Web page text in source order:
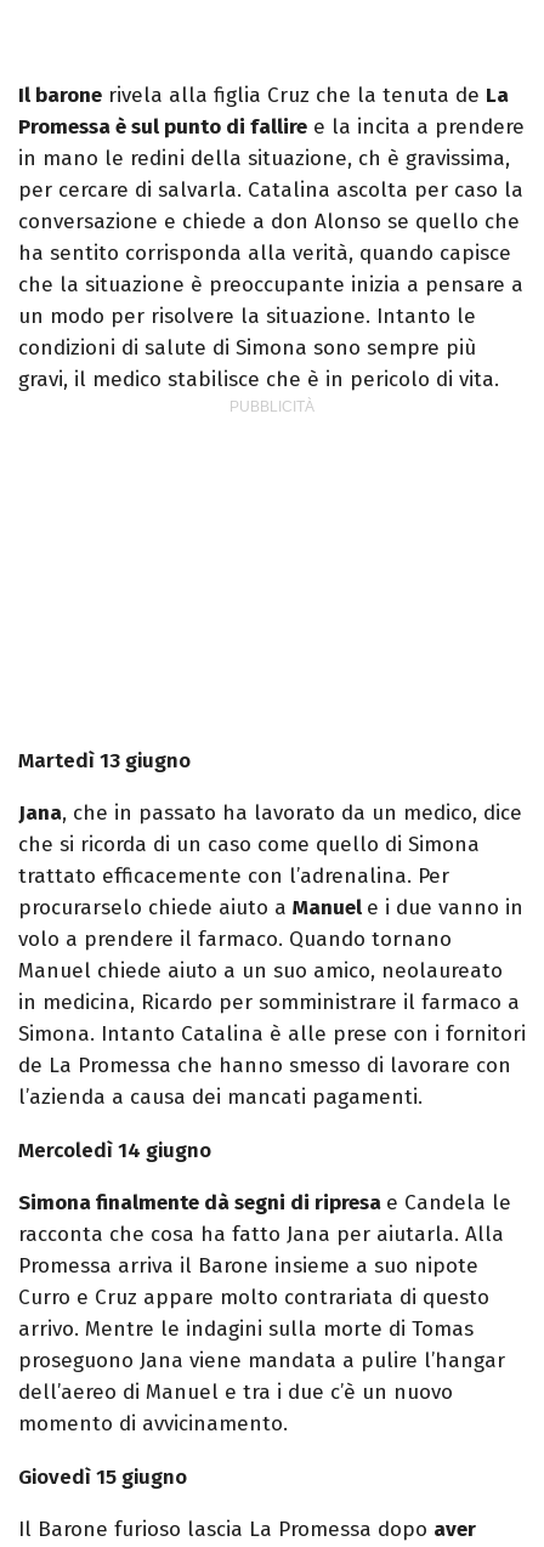
Il barone rivela alla figlia Cruz che la tenuta de La
Promessa è sul punto di fallire e la incita a prendere
in mano le redini della situazione, ch è gravissima,
per cercare di salvarla. Catalina ascolta per caso la
conversazione e chiede a don Alonso se quello che
ha sentito corrisponda alla verità, quando capisce
che la situazione è preoccupante inizia a pensare a
un modo per risolvere la situazione. Intanto le
condizioni di salute di Simona sono sempre più
gravi, il medico stabilisce che è in pericolo di vita.
Martedì 13 giugno
Jana, che in passato ha lavorato da un medico, dice
che si ricorda di un caso come quello di Simona
trattato efficacemente con l’adrenalina. Per
procurarselo chiede aiuto a Manuel e i due vanno in
volo a prendere il farmaco. Quando tornano
Manuel chiede aiuto a un suo amico, neolaureato
in medicina, Ricardo per somministrare il farmaco a
Simona. Intanto Catalina è alle prese con i fornitori
de La Promessa che hanno smesso di lavorare con
l’azienda a causa dei mancati pagamenti.
Mercoledì 14 giugno
Simona finalmente dà segni di ripresa e Candela le
racconta che cosa ha fatto Jana per aiutarla. Alla
Promessa arriva il Barone insieme a suo nipote
Curro e Cruz appare molto contrariata di questo
arrivo. Mentre le indagini sulla morte di Tomas
proseguono Jana viene mandata a pulire l’hangar
dell’aereo di Manuel e tra i due c’è un nuovo
momento di avvicinamento.
Giovedì 15 giugno
Il Barone furioso lascia La Promessa dopo aver